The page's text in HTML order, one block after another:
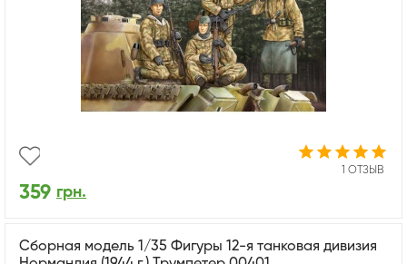
1 ОТЗЫВ
359 грн.
Сборная модель 1/35 Фигуры 12-я танковая дивизия